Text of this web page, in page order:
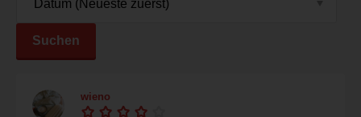
Suchen
wieno